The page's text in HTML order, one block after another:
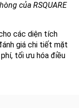
của RSQUARE
các diện tích
giá chi tiết mặt
tối ưu hóa điều